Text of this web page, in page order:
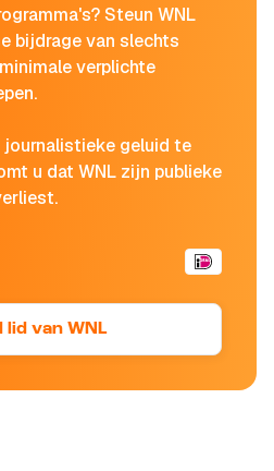
Steun WNL
bijdrage van slechts
verplichte
journalistieke geluid te
u dat WNL zijn publieke
lid van WNL